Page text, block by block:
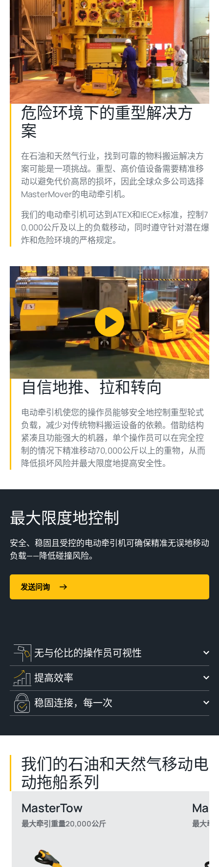
危险环境下的重型解决方
案
在石油和天然气行业，找到可靠的物料搬运解决方
案可能是一项挑战。重型、高价值设备需要精准移
动以避免代价高昂的损坏，因此全球众多公司选择
MasterMover的电动牵引机。
我们的电动牵引机可达到ATEX和IECEx标准，控制7
0,000公斤及以上的负载移动，同时遵守针对潜在爆
炸和危险环境的严格规定。
Play
Video
自信地推、拉和转向
电动牵引机使您的操作员能够安全地控制重型轮式
负载，减少对传统物料搬运设备的依赖。借助结构
紧凑且功能强大的机器，单个操作员可以在完全控
制的情况下精准移动70,000公斤以上的重物，从而
降低损坏风险并最大限度地提高安全性。
最大限度地控制
安全、稳固且受控的电动牵引机可确保精准无误地移动
负载——降低碰撞风险。
发送问询
无与伦比的操作员可视性
提高效率
稳固连接，每一次
我们的石油和天然气移动电
动拖船系列
MasterTow
最大牵引重量20,000公斤 最大牵